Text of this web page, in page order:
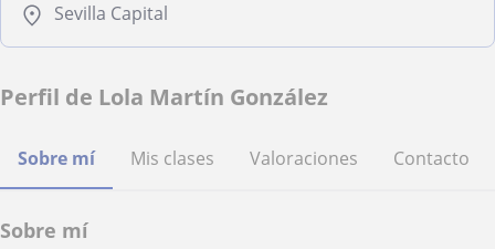
Sevilla Capital
Perfil de Lola Martín González
Sobre mí Mis clases Valoraciones Contacto
Sobre mí